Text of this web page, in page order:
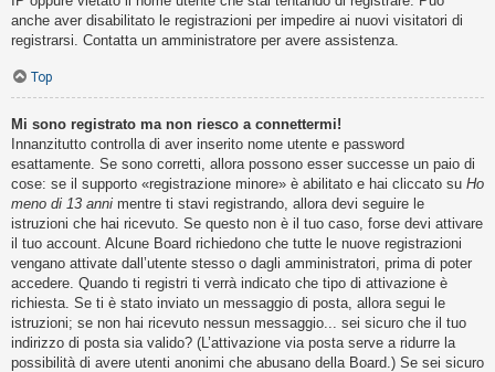
anche aver disabilitato le registrazioni per impedire ai nuovi visitatori di
registrarsi. Contatta un amministratore per avere assistenza.
Top
Mi sono registrato ma non riesco a connettermi!
Innanzitutto controlla di aver inserito nome utente e password
esattamente. Se sono corretti, allora possono esser successe un paio di
cose: se il supporto «registrazione minore» è abilitato e hai cliccato su Ho
meno di 13 anni mentre ti stavi registrando, allora devi seguire le
istruzioni che hai ricevuto. Se questo non è il tuo caso, forse devi attivare
il tuo account. Alcune Board richiedono che tutte le nuove registrazioni
vengano attivate dall’utente stesso o dagli amministratori, prima di poter
accedere. Quando ti registri ti verrà indicato che tipo di attivazione è
richiesta. Se ti è stato inviato un messaggio di posta, allora segui le
istruzioni; se non hai ricevuto nessun messaggio... sei sicuro che il tuo
indirizzo di posta sia valido? (L’attivazione via posta serve a ridurre la
possibilità di avere utenti anonimi che abusano della Board.) Se sei sicuro